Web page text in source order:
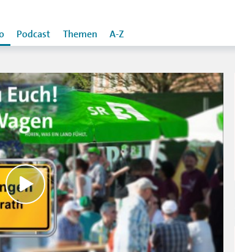
Podcast Themen A-Z